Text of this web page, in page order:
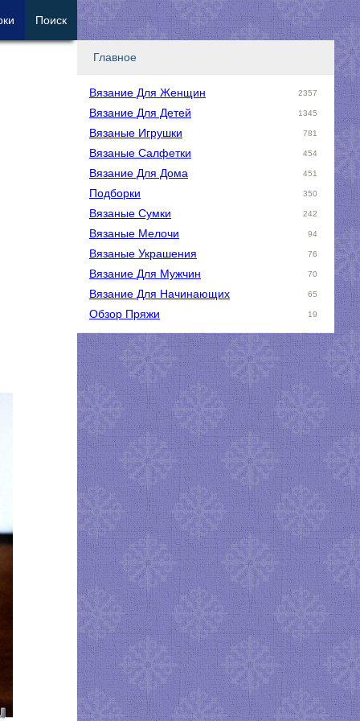
Главное
Вязание Для Женщин 2357
Вязание Для Детей 1345
Вязаные Игрушки 781
Вязаные Салфетки 454
Вязание Для Дома 451
Подборки 350
Вязаные Сумки 242
Вязаные Мелочи 94
Вязаные Украшения 76
Вязание Для Мужчин 70
Вязание Для Начинающих 65
Обзор Пряжи 19
Поиск